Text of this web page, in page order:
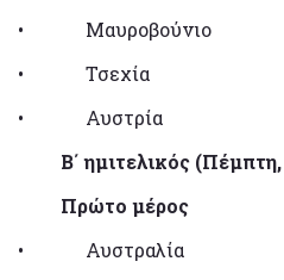
• Μαυροβούνιο
• Τσεχία
• Αυστρία
Β΄ ημιτελικός (Πέμπτη,
Πρώτο μέρος
• Αυστραλία